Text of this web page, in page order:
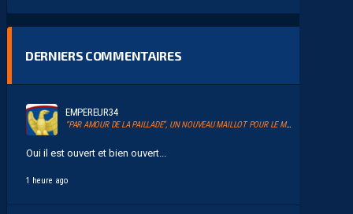
DERNIERS COMMENTAIRES
EMPEREUR34
“PAR AMOUR DE LA PAILLADE”, UN NOUVEAU MAILLOT POUR LE MHSC
Oui il est ouvert et bien ouvert...
1 heure ago